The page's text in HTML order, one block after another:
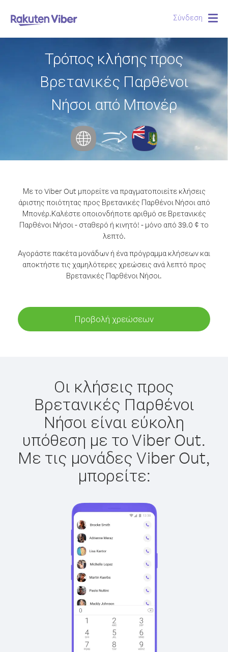
Σύνδεση
Τρόπος κλήσης προς
Βρετανικές Παρθένοι
Νήσοι από Μπονέρ
Με το Viber Out μπορείτε να πραγματοποιείτε κλήσεις
άριστης ποιότητας προς Βρετανικές Παρθένοι Νήσοι από
Μπονέρ.Καλέστε οποιονδήποτε αριθμό σε Βρετανικές
Παρθένοι Νήσοι - σταθερό ή κινητό! - μόνο από 39.0 ¢ το
λεπτό.
Αγοράστε πακέτα μονάδων ή ένα πρόγραμμα κλήσεων και
αποκτήστε τις χαμηλότερες χρεώσεις ανά λεπτό προς
Βρετανικές Παρθένοι Νήσοι.
Προβολή χρεώσεων
Οι κλήσεις προς
Βρετανικές Παρθένοι
Νήσοι είναι εύκολη
υπόθεση με το Viber Out.
Με τις μονάδες Viber Out,
μπορείτε: